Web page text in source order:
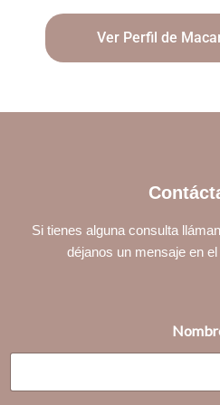
Ver Perfil de
Si tienes alguna consulta
déjanos un mensaje en